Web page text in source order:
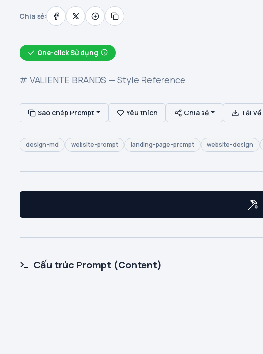
Chia sẻ:
One-click Sử dụng
# VALIENTE BRANDS — Style Reference
Sao chép Prompt Yêu thích Chia sẻ Tải về
design-md website-prompt landing-page-prompt website-design
Cấu trúc Prompt (Content)